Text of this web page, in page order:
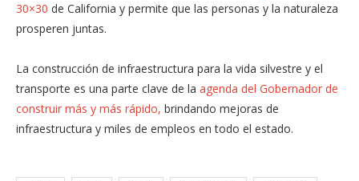
30×30 de California y permite que las personas y la naturaleza
prosperen juntas.
La construcción de infraestructura para la vida silvestre y el
transporte es una parte clave de la agenda del Gobernador de
construir más y más rápido, brindando mejoras de
infraestructura y miles de empleos en todo el estado.